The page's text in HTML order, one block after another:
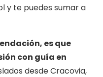
y te puedes sumar a
es que
con guía en
desde Cracovia,